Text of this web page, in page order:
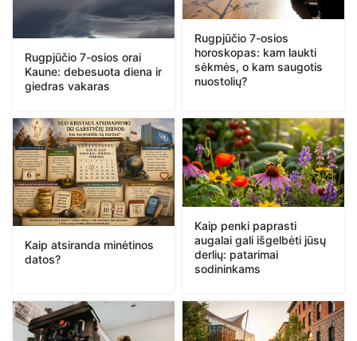
Rugpjūčio 7-osios orai
Kaune: debesuota diena ir
giedras vakaras
Rugpjūčio 7-osios
horoskopas: kam laukti
sėkmės, o kam saugotis
nuostolių?
Kaip atsiranda minėtinos
datos?
Kaip penki paprasti
augalai gali išgelbėti jūsų
derlių: patarimai
sodininkams